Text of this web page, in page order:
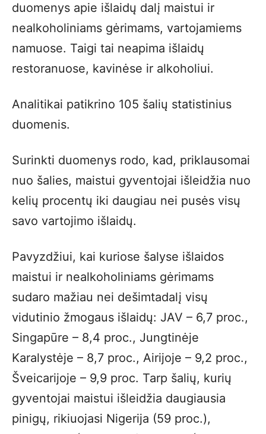
duomenys apie išlaidų dalį maistui ir
nealkoholiniams gėrimams, vartojamiems
namuose. Taigi tai neapima išlaidų
restoranuose, kavinėse ir alkoholiui.
Analitikai patikrino 105 šalių statistinius
duomenis.
Surinkti duomenys rodo, kad, priklausomai
nuo šalies, maistui gyventojai išleidžia nuo
kelių procentų iki daugiau nei pusės visų
savo vartojimo išlaidų.
Pavyzdžiui, kai kuriose šalyse išlaidos
maistui ir nealkoholiniams gėrimams
sudaro mažiau nei dešimtadalį visų
vidutinio žmogaus išlaidų: JAV – 6,7 proc.,
Singapūre – 8,4 proc., Jungtinėje
Karalystėje – 8,7 proc., Airijoje – 9,2 proc.,
Šveicarijoje – 9,9 proc. Tarp šalių, kurių
gyventojai maistui išleidžia daugiausia
pinigų, rikiuojasi Nigerija (59 proc.),